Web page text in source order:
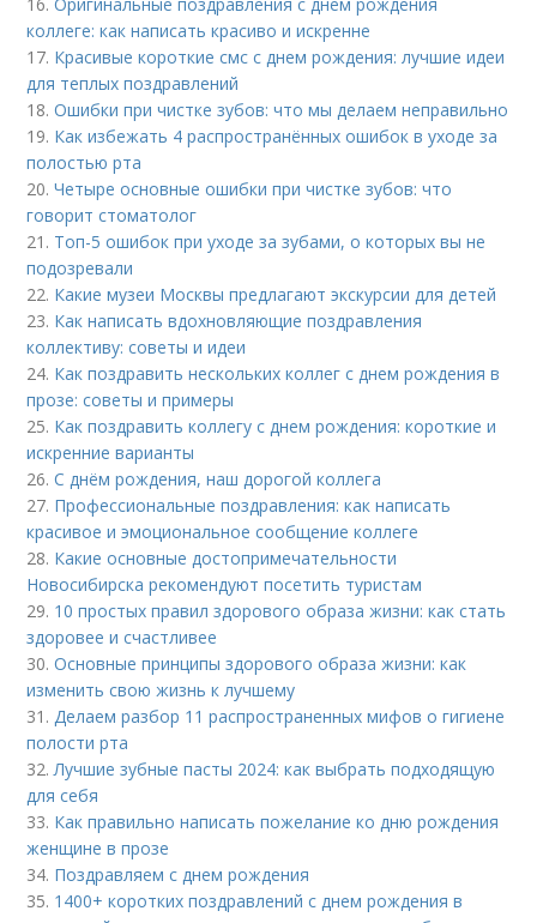
коллеге: как написать красиво и искренне
17. Красивые короткие смс с днем рождения: лучшие идеи
для теплых поздравлений
18.Ошибки при чистке зубов: что мы делаем неправильно
19. Как избежать 4 распространённых ошибок в уходе за
полостью рта
20.Четыре основные ошибки при чистке зубов: что
говорит стоматолог
21. Топ-5 ошибок при уходе за зубами, о которых вы не
подозревали
22. Какие музеи Москвы предлагают экскурсии для детей
23. Как написать вдохновляющие поздравления
коллективу: советы и идеи
24. Как поздравить нескольких коллег с днем рождения в
прозе: советы и примеры
25. Как поздравить коллегу с днем рождения: короткие и
искренние варианты
26.С днём рождения, наш дорогой коллега
27. Профессиональные поздравления: как написать
красивое и эмоциональное сообщение коллеге
28. Какие основные достопримечательности
Новосибирска рекомендуют посетить туристам
29. 10 простых правил здорового образа жизни: как стать
здоровее и счастливее
30.Основные принципы здорового образа жизни: как
изменить свою жизнь к лучшему
31.Делаем разбор 11 распространенных мифов о гигиене
полости рта
32.Лучшие зубные пасты 2024: как выбрать подходящую
для себя
33. Как правильно написать пожелание ко дню рождения
женщине в прозе
34. Поздравляем с днем рождения
35. 1400+ коротких поздравлений с днем рождения в